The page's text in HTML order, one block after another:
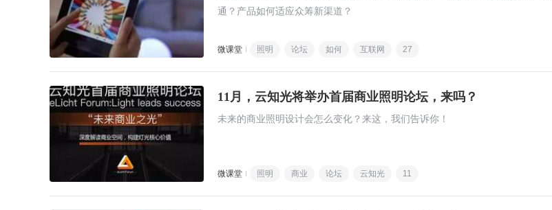
通？产品如何适应众筹新渠道？
微课堂 照明 论坛 如何 互联网 27
11月，云知光将举办首届商业照明论坛，来吗？
未来的商业照明设计会怎么变化？来这，我们告诉你！
微课堂 照明 商业 论坛 云知光 11